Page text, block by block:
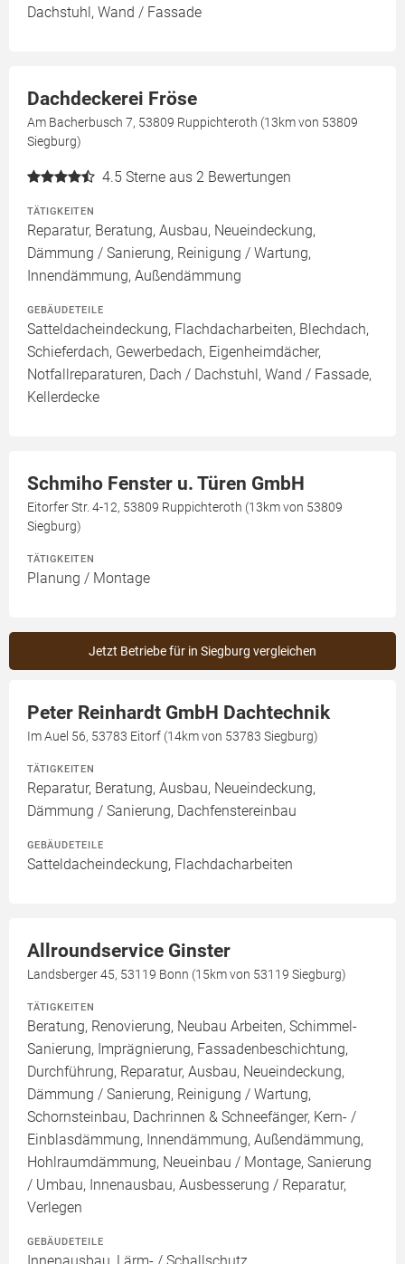
Dachstuhl, Wand / Fassade
Dachdeckerei Fröse
Am Bacherbusch 7, 53809 Ruppichteroth (13km von 53809
Siegburg)
4.5 Sterne aus 2 Bewertungen
TÄTIGKEITEN
Reparatur, Beratung, Ausbau, Neueindeckung,
Dämmung / Sanierung, Reinigung / Wartung,
Innendämmung, Außendämmung
GEBÄUDETEILE
Satteldacheindeckung, Flachdacharbeiten, Blechdach,
Schieferdach, Gewerbedach, Eigenheimdächer,
Notfallreparaturen, Dach / Dachstuhl, Wand / Fassade,
Kellerdecke
Schmiho Fenster u. Türen GmbH
Eitorfer Str. 4-12, 53809 Ruppichteroth (13km von 53809
Siegburg)
TÄTIGKEITEN
Planung / Montage
Jetzt Betriebe für in Siegburg vergleichen
Peter Reinhardt GmbH Dachtechnik
Im Auel 56, 53783 Eitorf (14km von 53783 Siegburg)
TÄTIGKEITEN
Reparatur, Beratung, Ausbau, Neueindeckung,
Dämmung / Sanierung, Dachfenstereinbau
GEBÄUDETEILE
Satteldacheindeckung, Flachdacharbeiten
Allroundservice Ginster
Landsberger 45, 53119 Bonn (15km von 53119 Siegburg)
TÄTIGKEITEN
Beratung, Renovierung, Neubau Arbeiten, Schimmel-
Sanierung, Imprägnierung, Fassadenbeschichtung,
Durchführung, Reparatur, Ausbau, Neueindeckung,
Dämmung / Sanierung, Reinigung / Wartung,
Schornsteinbau, Dachrinnen & Schneefänger, Kern- /
Einblasdämmung, Innendämmung, Außendämmung,
Hohlraumdämmung, Neueinbau / Montage, Sanierung
/ Umbau, Innenausbau, Ausbesserung / Reparatur,
Verlegen
GEBÄUDETEILE